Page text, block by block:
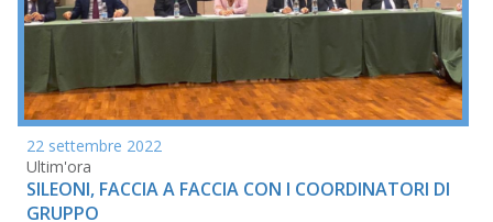
22 settembre 2022
Ultim'ora
SILEONI, FACCIA A FACCIA CON I COORDINATORI DI
GRUPPO